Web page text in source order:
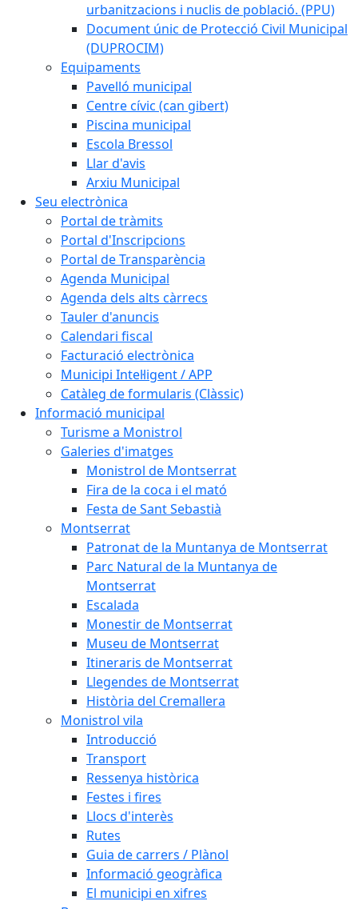
urbanitzacions i nuclis de població. (PPU)
Document únic de Protecció Civil Municipal
(DUPROCIM)
Equipaments
Pavelló municipal
Centre cívic (can gibert)
Piscina municipal
Escola Bressol
Llar d'avis
Arxiu Municipal
Seu electrònica
Portal de tràmits
Portal d'Inscripcions
Portal de Transparència
Agenda Municipal
Agenda dels alts càrrecs
Tauler d'anuncis
Calendari fiscal
Facturació electrònica
Municipi Intel·ligent / APP
Catàleg de formularis (Clàssic)
Informació municipal
Turisme a Monistrol
Galeries d'imatges
Monistrol de Montserrat
Fira de la coca i el mató
Festa de Sant Sebastià
Montserrat
Patronat de la Muntanya de Montserrat
Parc Natural de la Muntanya de
Montserrat
Escalada
Monestir de Montserrat
Museu de Montserrat
Itineraris de Montserrat
Llegendes de Montserrat
Història del Cremallera
Monistrol vila
Introducció
Transport
Ressenya històrica
Festes i fires
Llocs d'interès
Rutes
Guia de carrers / Plànol
Informació geogràfica
El municipi en xifres